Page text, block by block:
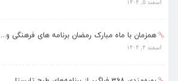
همزمان با ماه مبارک رمضان برنامه های فرهنگی و...
بهره‌مندی ۳۶۸ فراگیر از برنامه‌های طرح تابستا...